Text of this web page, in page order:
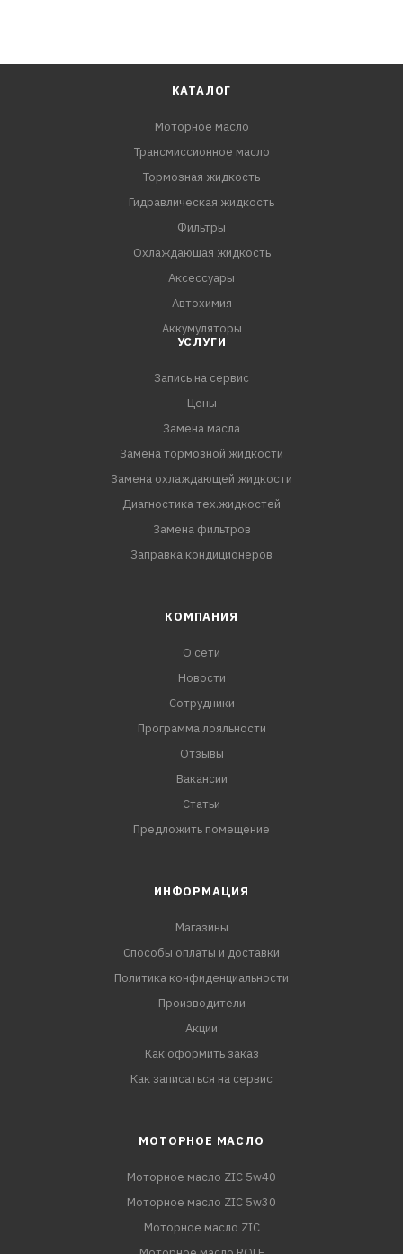
КАТАЛОГ
Моторное масло
Трансмиссионное масло
Тормозная жидкость
Гидравлическая жидкость
Фильтры
Охлаждающая жидкость
Аксессуары
Автохимия
Аккумуляторы
УСЛУГИ
Запись на сервис
Цены
Замена масла
Замена тормозной жидкости
Замена охлаждающей жидкости
Диагностика тех.жидкостей
Замена фильтров
Заправка кондиционеров
КОМПАНИЯ
О сети
Новости
Сотрудники
Программа лояльности
Отзывы
Вакансии
Статьи
Предложить помещение
ИНФОРМАЦИЯ
Магазины
Способы оплаты и доставки
Политика конфиденциальности
Производители
Акции
Как оформить заказ
Как записаться на сервис
МОТОРНОЕ МАСЛО
Моторное масло ZIC 5w40
Моторное масло ZIC 5w30
Моторное масло ZIC